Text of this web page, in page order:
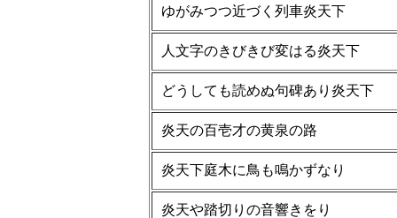
ゆがみつつ近づく列車炎天下
人文字のきびきび変はる炎天下
どうしても読めぬ句碑あり炎天下
炎天の百壱才の黄泉の路
炎天下庭木に鳥も鳴かずなり
炎天や踏切りの音響きをり